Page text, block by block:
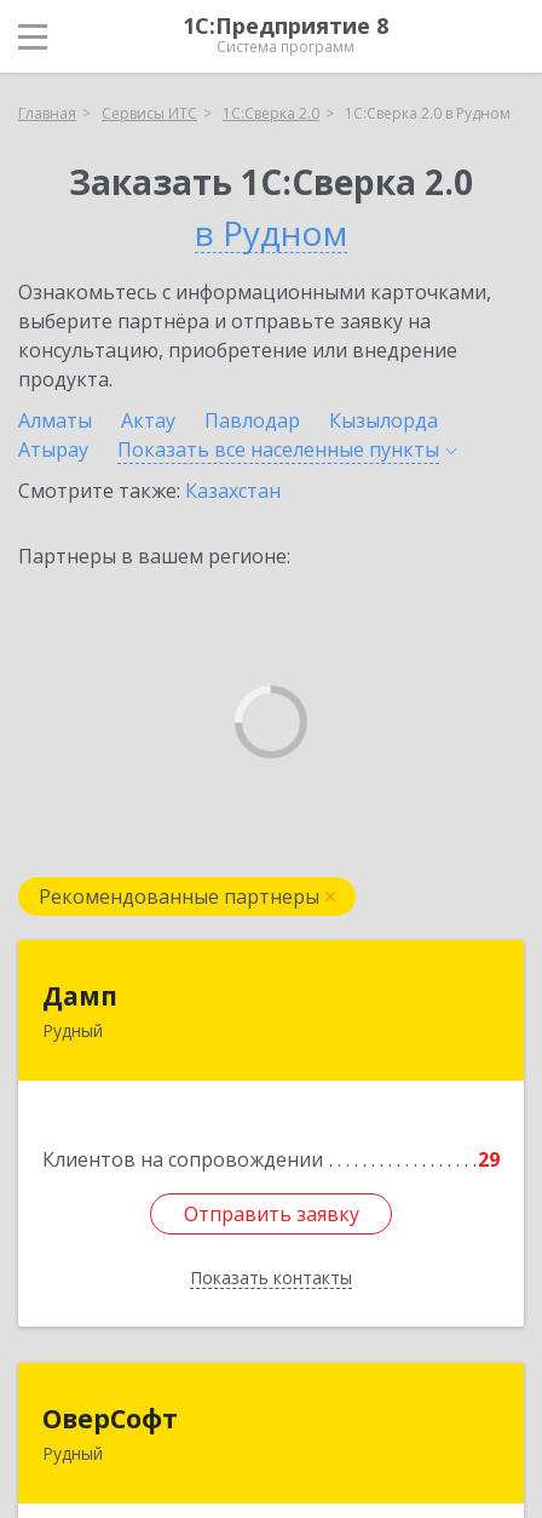
1С:Предприятие 8
Система программ
Главная Сервисы ИТС 1С:Сверка 2.0 1С:Сверка 2.0 в Рудном
Заказать 1С:Сверка 2.0
в Рудном
Ознакомьтесь с информационными карточками,
выберите партнёра и отправьте заявку на
консультацию, приобретение или внедрение
продукта.
Алматы
Актау Павлодар
Кызылорда
Атырау
Показать все населенные пункты
Смотрите также: Казахстан
Партнеры в вашем регионе:
Рекомендованные партнеры
Дамп
Рудный
Клиентов на сопровождении 29
Отправить заявку
Показать контакты
Казахстан, Костанайская обл., г. Рудный, р-он
Отправить заявку
Назад
ОверСофт
Рудный